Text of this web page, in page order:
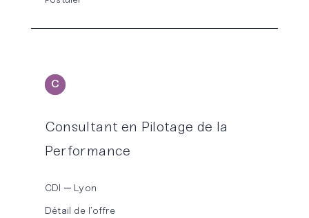
C ONSEIL
Consultant en Pilotage de la
Performance
CDI Lyon
Détail de l’offre